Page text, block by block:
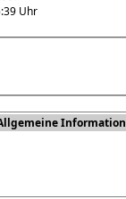
Uhr